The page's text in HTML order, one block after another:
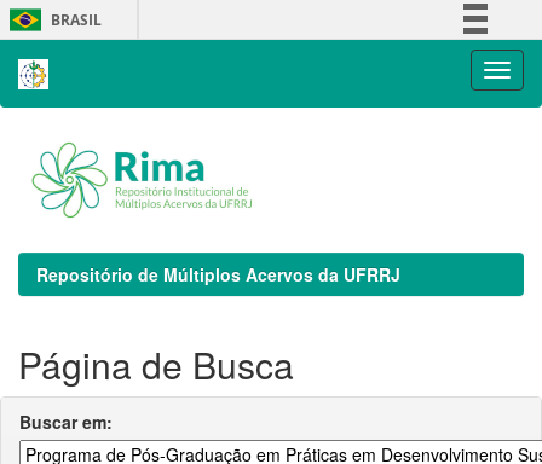
Skip
navigation
BRASIL
Repositório de Múltiplos Acervos da UFRRJ
Página de Busca
Buscar em: